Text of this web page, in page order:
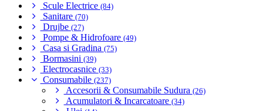
Scule Electrice (84)
Sanitare (70)
Drujbe (27)
Pompe & Hidrofoare (49)
Casa si Gradina (75)
Bormasini (39)
Electrocasnice (33)
Consumabile (237)
Accesorii & Consumabile Sudura (26)
Acumulatori & Incarcatoare (34)